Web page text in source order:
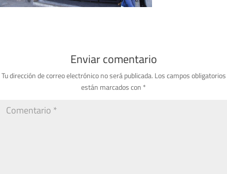
Enviar comentario
Tu dirección de correo electrónico no será publicada. Los campos obligatorios
están marcados con *